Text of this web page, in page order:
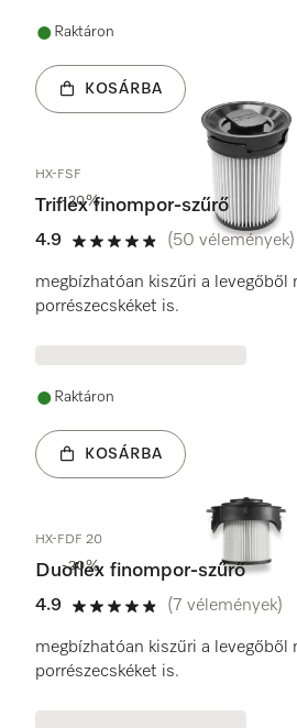
Raktáron
KOSÁRBA
-20%
HX-FSF
Triflex finompor-szűrő
4.9
4.9 / 5
(50 vélemények)
megbízhatóan kiszűri a levegőből
porrészecskéket is.
Raktáron
KOSÁRBA
-20%
HX-FDF 20
Duoflex finompor-szűrő
4.9
4.9 / 5
(7 vélemények)
megbízhatóan kiszűri a levegőből
porrészecskéket is.